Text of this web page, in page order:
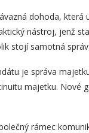
dohoda,
nástroj, jenž
stojí samotná
je správa
majetku. Nové
rámec